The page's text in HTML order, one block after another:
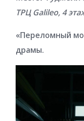
ТРЦ Galileo, 4
«Переломный
драмы.